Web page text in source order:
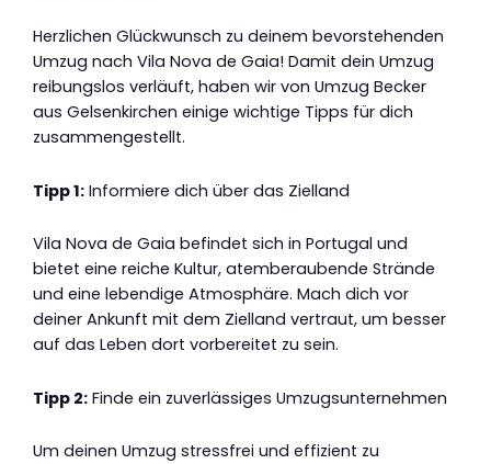
Herzlichen Glückwunsch zu deinem bevorstehenden
Umzug nach Vila Nova de Gaia! Damit dein Umzug
reibungslos verläuft, haben wir von Umzug Becker
aus Gelsenkirchen einige wichtige Tipps für dich
zusammengestellt.
Tipp 1: Informiere dich über das Zielland
Vila Nova de Gaia befindet sich in Portugal und
bietet eine reiche Kultur, atemberaubende Strände
und eine lebendige Atmosphäre. Mach dich vor
deiner Ankunft mit dem Zielland vertraut, um besser
auf das Leben dort vorbereitet zu sein.
Tipp 2: Finde ein zuverlässiges Umzugsunternehmen
Um deinen Umzug stressfrei und effizient zu